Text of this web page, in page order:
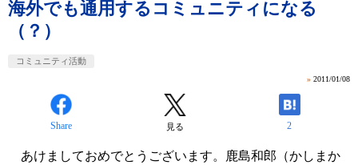
海外でも通用するコミュニティになる
（？）
コミュニティ活動
» 2011/01/08
Share 見る 2
あけましておめでとうございます。鹿島和郎（かしまか